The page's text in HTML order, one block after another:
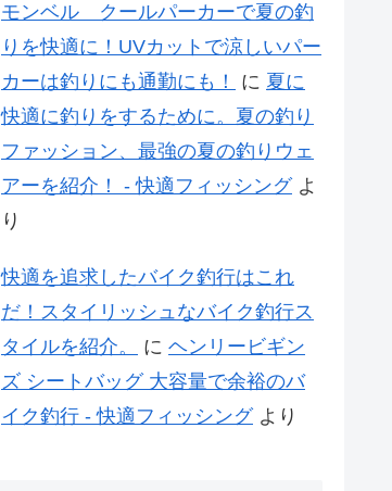
モンベル クールパーカーで夏の釣
りを快適に！UVカットで涼しいパー
カーは釣りにも通勤にも！
に 夏に
快適に釣りをするために。夏の釣り
ファッション、最強の夏の釣りウェ
アーを紹介！ - 快適フィッシングよ
り
快適を追求したバイク釣行はこれ
だ！スタイリッシュなバイク釣行ス
タイルを紹介。
に ヘンリービギン
ズ シートバッグ 大容量で余裕のバ
イク釣行 - 快適フィッシングより